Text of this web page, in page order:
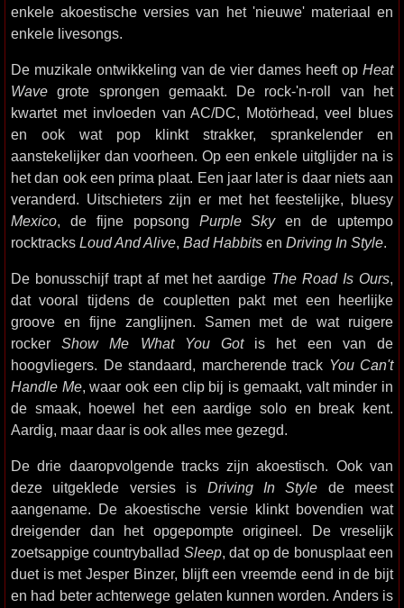
enkele akoestische versies van het 'nieuwe' materiaal en
enkele livesongs.
De muzikale ontwikkeling van de vier dames heeft op Heat
Wave grote sprongen gemaakt. De rock-'n-roll van het
kwartet met invloeden van AC/DC, Motörhead, veel blues
en ook wat pop klinkt strakker, sprankelender en
aanstekelijker dan voorheen. Op een enkele uitglijder na is
het dan ook een prima plaat. Een jaar later is daar niets aan
veranderd. Uitschieters zijn er met het feestelijke, bluesy
Mexico, de fijne popsong Purple Skyen de uptempo
rocktracks Loud And Alive, Bad Habbits en Driving In Style.
De bonusschijf trapt af met het aardige The Road Is Ours,
dat vooral tijdens de coupletten pakt met een heerlijke
groove en fijne zanglijnen. Samen met de wat ruigere
rockerShow Me What You Gotis het een van de
hoogvliegers. De standaard, marcherende track You Can't
Handle Me, waar ook een clip bij is gemaakt, valt minder in
de smaak, hoewel het een aardige solo en break kent.
Aardig, maar daar is ook alles mee gezegd.
De drie daaropvolgende tracks zijn akoestisch. Ook van
deze uitgeklede versies is Driving In Style de meest
aangename. De akoestische versie klinkt bovendien wat
dreigender dan het opgepompte origineel. De vreselijk
zoetsappige countryballad Sleep, dat op de bonusplaat een
duet is met Jesper Binzer, blijft een vreemde eend in de bijt
en had beter achterwege gelaten kunnen worden. Anders is